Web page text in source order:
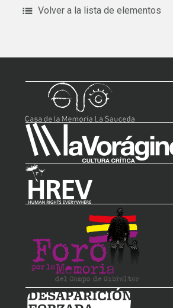
Volver a la lista de elementos